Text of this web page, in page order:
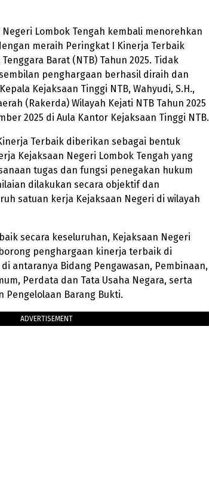
Lombok Tengah kembali menorehkan
meraih Peringkat I Kinerja Terbaik
Barat (NTB) Tahun 2025. Tidak
penghargaan berhasil diraih dan
Kejaksaan Tinggi NTB, Wahyudi, S.H.,
(Rakerda) Wilayah Kejati NTB Tahun 2025
2025 di Aula Kantor Kejaksaan Tinggi NTB.
Terbaik diberikan sebagai bentuk
Kejaksaan Negeri Lombok Tengah yang
tugas dan fungsi penegakan hukum
dilakukan secara objektif dan
satuan kerja Kejaksaan Negeri di wilayah
secara keseluruhan, Kejaksaan Negeri
penghargaan kinerja terbaik di
antaranya Bidang Pengawasan, Pembinaan,
Perdata dan Tata Usaha Negara, serta
Pengelolaan Barang Bukti.
ADVERTISEMENT